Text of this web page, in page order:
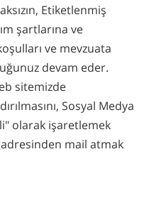
Etiketlenmiş
şartlarına ve
ve mevzuata
devam eder.
sitemizde
Sosyal Medya
olarak işaretlemek
mail atmak